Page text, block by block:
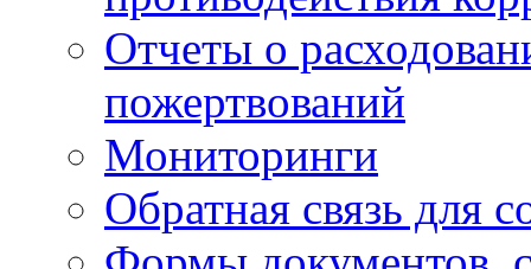
Отчеты о
пожертвований
Мониторинги
Обратная связь для